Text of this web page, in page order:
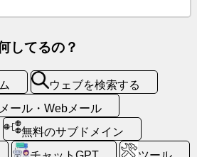
してるの？
ウェブを検索する
ール・Webメール
無料のサブドメイン